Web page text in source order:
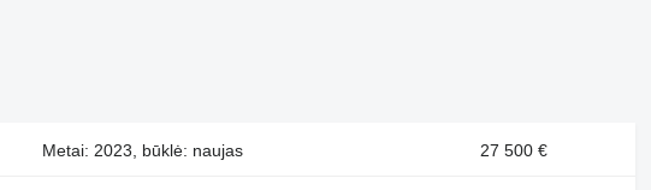
Metai: 2023, būklė: naujas 27 500 €